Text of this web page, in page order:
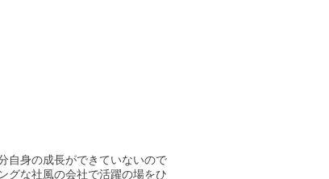
自身の成長ができていないので
グな社風の会社で活躍の場をひ